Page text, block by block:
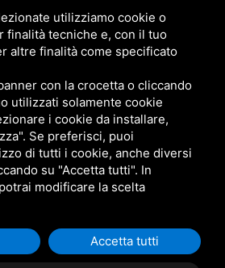
44024 - LIDO SPINA (FE) |
| Tel.0533/330534
| CIR: 038006-CV-00149 | P.iva
SMNPRS71T25C912F - N.REA:
AGENTI IMMOBILIARI | AGENTI
ONEROSO | Codice struttura:
utilizziamo cookie o
finalità tecniche e, con il tuo
altre finalità come specificato
con la crocetta o cliccando
utilizzati solamente cookie
i cookie da installare,
Se preferisci, puoi
di tutti i cookie, anche diversi
su "Accetta tutti". In
modificare la scelta
Accetta tutti